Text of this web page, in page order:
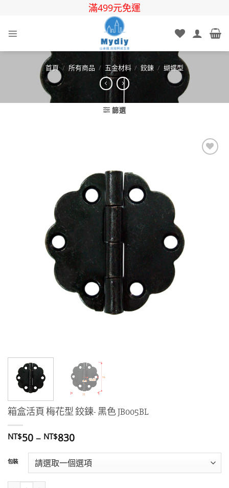
滿499元免運
首頁 / 所有商品 / 五金材料 / 鉸鍊 / 蝴蝶型
篩選
箱盒活頁 梅花型 鉸鍊- 黑色 JB005BL
NT$50– NT$830價
範
圍：
NT$50
包裝